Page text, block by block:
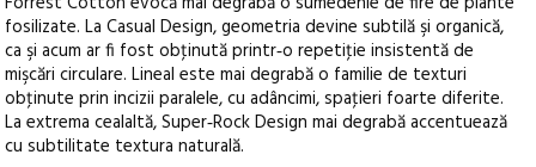
fosilizate. La Casual Design, geometria devine subtilă şi organică,
ca şi acum ar fi fost obţinută printr‑o repetiţie insistentă de
mişcări circulare. Lineal este mai degrabă o familie de texturi
obţinute prin incizii paralele, cu adâncimi, spaţieri foarte diferite.
La extrema cealaltă, Super‑Rock Design mai degrabă accentuează
cu subtilitate textura naturală.